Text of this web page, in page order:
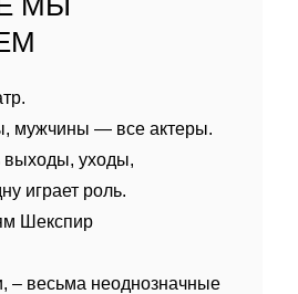
мужчины — все актеры.
выходы, уходы,
играет роль.
весьма неоднозначные